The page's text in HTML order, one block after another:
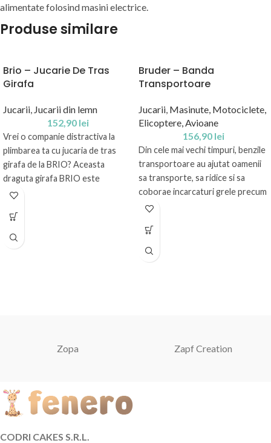
alimentate folosind masini electrice.
Produse similare
Brio – Jucarie De Tras
Girafa
Jucarii, Jucarii din lemn
152,90 lei
Vrei o companie distractiva la
plimbarea ta cu jucaria de tras
girafa de la BRIO? Aceasta
draguta girafa BRIO este
Bruder – Banda
Transportoare
Jucarii, Masinute, Motociclete,
Elicoptere, Avioane
156,90 lei
Din cele mai vechi timpuri, benzile
transportoare au ajutat oamenii
sa transporte, sa ridice si sa
coborae incarcaturi grele precum
Zopa Zapf Creation
CODRI CAKES S.R.L.